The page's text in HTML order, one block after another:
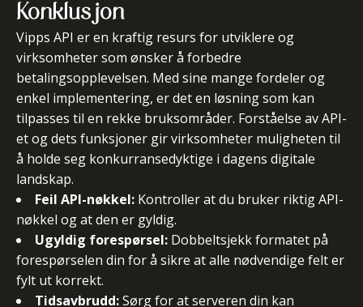
Konklusjon
Vipps API er en kraftig resurs for utviklere og
virksomheter som ønsker å forbedre
betalingsopplevelsen. Med sine mange fordeler og
enkel implementering, er det en løsning som kan
tilpasses til en rekke bruksområder. Forståelse av API-
et og dets funksjoner gir virksomheter muligheten til
å holde seg konkurransedyktige i dagens digitale
landskap.
Feil API-nøkkel: Kontroller at du bruker riktig API-
nøkkel og at den er gyldig.
Ugyldig forespørsel: Dobbeltsjekk formatet på
forespørselen din for å sikre at alle nødvendige felt er
fylt ut korrekt.
Tidsavbrudd:Sørg for at serveren din kan